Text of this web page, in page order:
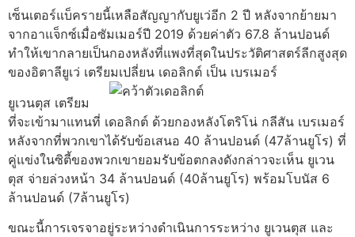
เซ็นเตอร์แบ็ครายนี้เหลือสัญญากับยูเว่อีก 2 ปี หลังจากย้ายมา
จากอาแจ็กซ์เมื่อซัมเมอร์ปี 2019 ด้วยค่าตัว 67.8 ล้านปอนด์
ทำให้เขากลายเป็นกองหลังที่แพงที่สุดในประวัติศาสตร์ลีกสูงสุด
ของอิตาลียูเว่ เตรียมเปลี่ยน เดอลิกต์ เป็น เบรเมอร์
ยูเวนตุส เตรียม
ที่จะเข้ามาแทนที่ เดอลิกต์ ด้วยกองหลังโตริโน่ กลีสัน เบรเมอร์
หลังจากที่พวกเขาได้รับข้อเสนอ 40 ล้านปอนด์ (47ล้านยูโร) ที่
คู่แข่งในซิตี้ของพวกเขายอมรับข้อตกลงดังกล่าวจะเห็น ยูเวน
ตุส จ่ายล่วงหน้า 34 ล้านปอนด์ (40ล้านยูโร) พร้อมโบนัส 6
ล้านปอนด์ (7ล้านยูโร)
ขณะนี้การเจรจาอยู่ระหว่างดำเนินการระหว่าง ยูเวนตุส และ